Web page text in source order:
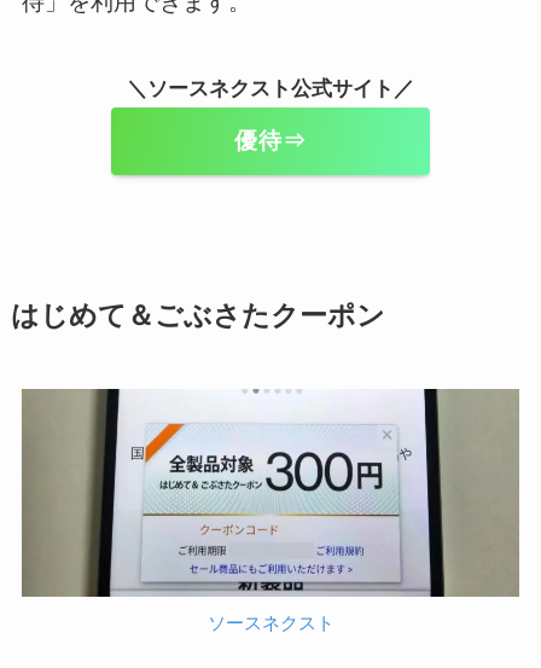
＼ソースネクスト公式サイト／
優待⇒
はじめて＆ごぶさたクーポン
ソースネクスト